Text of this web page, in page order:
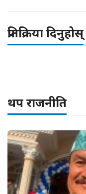
प्रतिक्रिया दिनुहोस्
थप राजनीति